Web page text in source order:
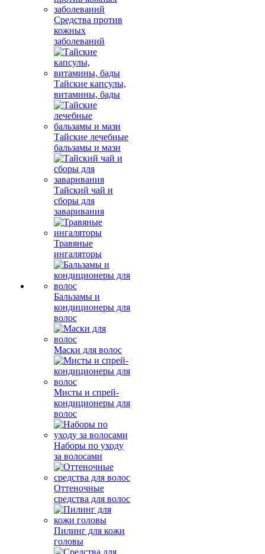
Средства против
кожных
заболеваний
Тайские капсулы,
витамины, бады
Тайские лечебные
бальзамы и мази
Тайский чай и
сборы для
заваривания
Травяные
ингаляторы
Бальзамы и
кондиционеры для
волос
Маски для волос
Мисты и спрей-
кондиционеры для
волос
Наборы по уходу
за волосами
Оттеночные
средства для волос
Пилинг для кожи
головы